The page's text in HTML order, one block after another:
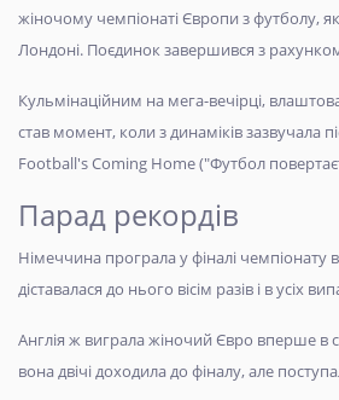
жіночому чемпіонаті Європи з футболу,
Лондоні. Поєдинок завершився з
Кульмінаційним на мега-вечірці,
став момент, коли з динаміків зазвучала
Football's Coming Home ("Футбол
Парад рекордів
Німеччина програла у фіналі
діставалася до нього вісім разів і в усіх
Англія ж виграла жіночий Євро вперше в
вона двічі доходила до фіналу, але